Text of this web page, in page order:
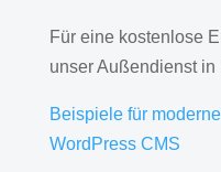
Für eine kostenlose
unser Außendienst in
Beispiele für
WordPress CMS